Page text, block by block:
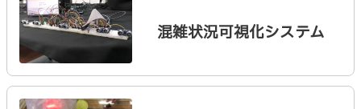
混雑状況可視化システム